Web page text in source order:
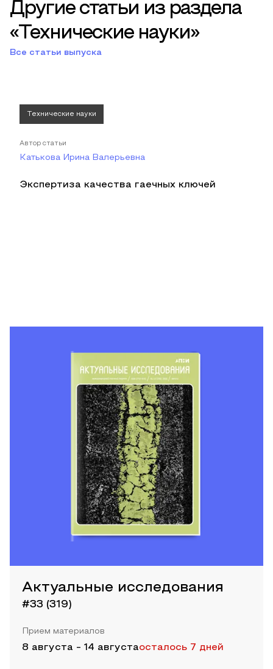
Другие статьи из раздела
«Технические науки»
Все статьи выпуска
Технические науки
Автор статьи
Катькова Ирина Валерьевна
Экспертиза качества гаечных ключей
Актуальные исследования
#33 (319)
Прием материалов
8 августа - 14 августаосталось 7 дней